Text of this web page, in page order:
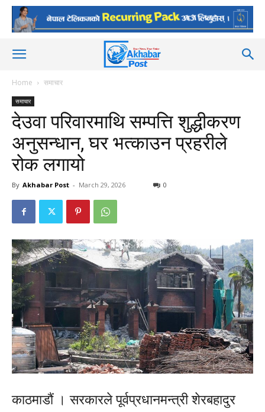
Home समाचार
समाचार
देउवा परिवारमाथि सम्पत्ति शुद्धीकरण
अनुसन्धान, घर भत्काउन प्रहरीले
रोक लगायो
By Akhabar Post - March 29, 2026 0
काठमाडौं । सरकारले पूर्वप्रधानमन्त्री शेरबहादुर